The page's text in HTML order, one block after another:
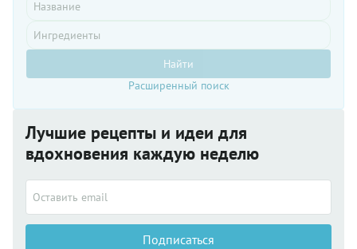
Найти
Расширенный поиск
Лучшие рецепты и идеи для
вдохновения каждую неделю
Подписаться